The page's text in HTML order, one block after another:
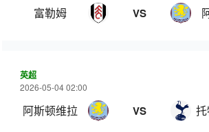
富勒姆 VS
英超
2026-05-04 02:00
阿斯顿维拉 VS